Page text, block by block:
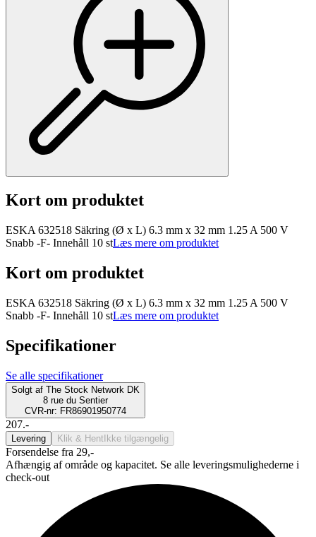
Kort om produktet
ESKA 632518 Säkring (Ø x L) 6.3 mm x 32 mm 1.25 A 500 V
Snabb -F- Innehåll 10 stLæs mere om produktet
Kort om produktet
ESKA 632518 Säkring (Ø x L) 6.3 mm x 32 mm 1.25 A 500 V
Snabb -F- Innehåll 10 stLæs mere om produktet
Specifikationer
Se alle specifikationer
Solgt af The Stock Network DK
8 rue du Sentier
CVR-nr: FR86901950774
207.-
Levering Klik & Hent Ikke tilgængelig
Forsendelse fra 29,-
Afhængig af område og kapacitet. Se alle leveringsmulighederne i
check-out